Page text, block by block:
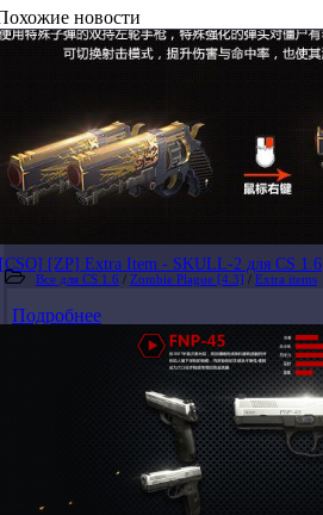
новости
[CSO] [ZP] Extra Item - SKULL-2 для CS 1.6
Все для CS 1.6 / Zombie Plague [4.3] / Extra items
Подробнее